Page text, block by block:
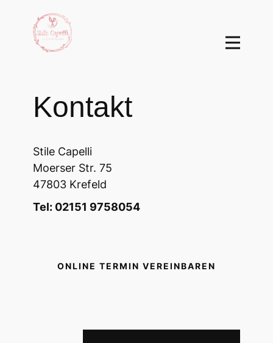
Kontakt
Stile Capelli
Moerser Str. 75
47803 Krefeld
Tel: 02151 9758054
ONLINE TERMIN VEREINBAREN